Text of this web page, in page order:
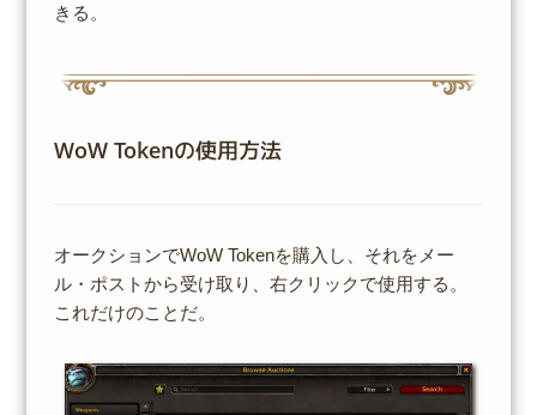
きる。
WoW Tokenの使用方法
オークションでWoW Tokenを購入し、それをメー
ル・ポストから受け取り、右クリックで使用する。
これだけのことだ。